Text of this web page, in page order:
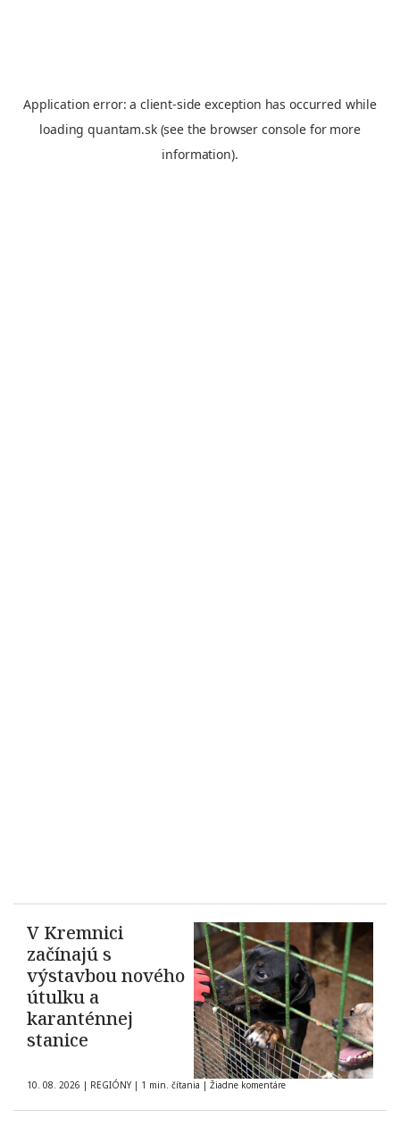
V Kremnici
začínajú s
výstavbou nového
útulku a
karanténnej
stanice
10. 08. 2026 | REGIÓNY | 1 min. čítania | Žiadne komentáre